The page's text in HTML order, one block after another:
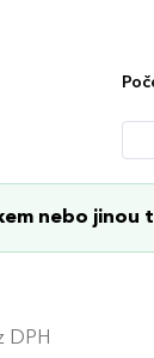
při
nebo jinou
DPH